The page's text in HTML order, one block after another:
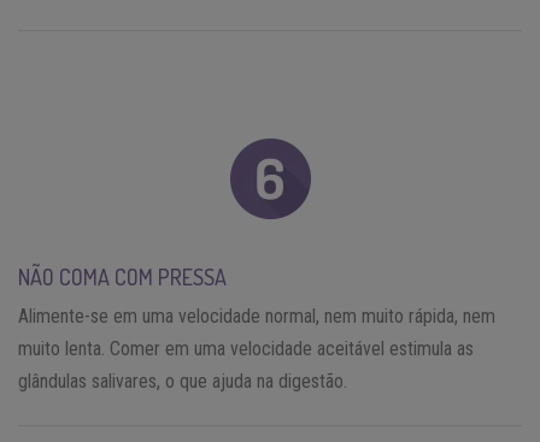
NÃO COMA COM PRESSA
Alimente-se em uma velocidade normal, nem muito rápida, nem
muito lenta. Comer em uma velocidade aceitável estimula as
glândulas salivares, o que ajuda na digestão.